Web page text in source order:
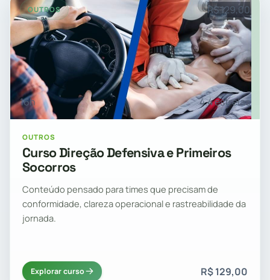
OUTROS R$ 129,00
16h 4.4 estrelas
OUTROS
Curso Direção Defensiva e Primeiros
Socorros
Conteúdo pensado para times que precisam de
conformidade, clareza operacional e rastreabilidade da
jornada.
Explorar curso R$ 129,00